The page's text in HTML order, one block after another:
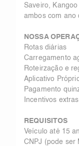
Saveiro,
ambos com ano
NOSSA
Rotas diárias
Carregamento
Roteirzação e
Aplicativo
Pagamento
Incentivos
REQUISITOS
Veículo até 15
CNPJ (pode ser